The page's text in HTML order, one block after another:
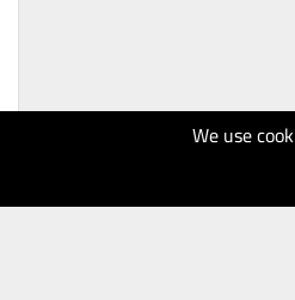
We use